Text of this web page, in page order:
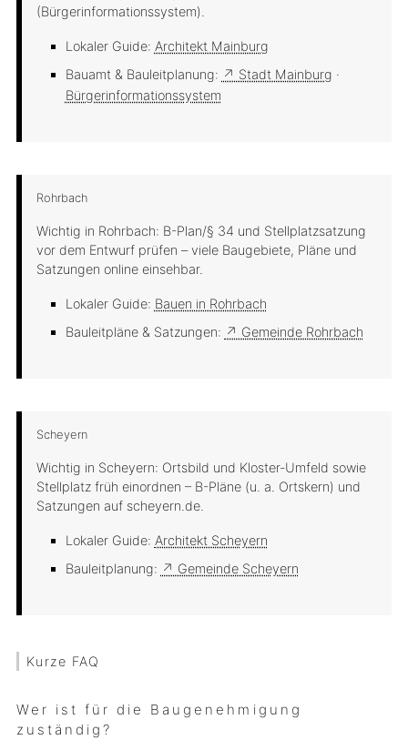
(Bürgerinformationssystem).
Lokaler Guide: Architekt Mainburg
Bauamt & Bauleitplanung: ↗ Stadt Mainburg ·
Bürgerinformationssystem
Rohrbach
Wichtig in Rohrbach: B-Plan/§ 34 und Stellplatzsatzung
vor dem Entwurf prüfen – viele Baugebiete, Pläne und
Satzungen online einsehbar.
Lokaler Guide: Bauen in Rohrbach
Bauleitpläne & Satzungen: ↗ Gemeinde Rohrbach
Scheyern
Wichtig in Scheyern: Ortsbild und Kloster-Umfeld sowie
Stellplatz früh einordnen – B-Pläne (u. a. Ortskern) und
Satzungen auf scheyern.de.
Lokaler Guide: Architekt Scheyern
Bauleitplanung: ↗ Gemeinde Scheyern
Kurze FAQ
Wer ist für die Baugenehmigung
zuständig?